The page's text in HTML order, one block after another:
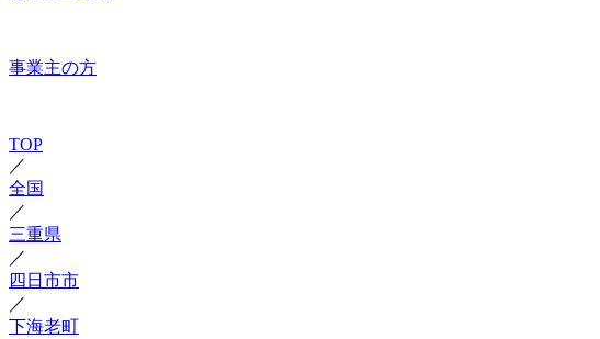
事業主の方
TOP
／
全国
／
三重県
／
四日市市
／
下海老町